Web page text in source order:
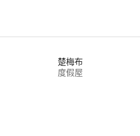
楚梅布
度假屋